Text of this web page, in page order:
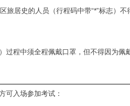
旅居史的人员（行程码中带“*”标志）不
过程中须全程佩戴口罩，但不得因为佩
可入场参加考试：